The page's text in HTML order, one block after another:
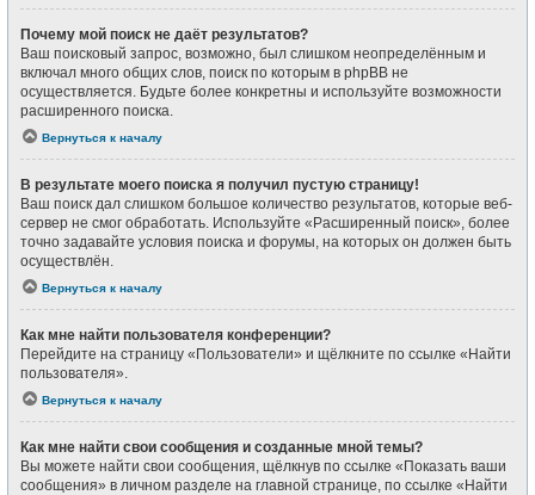
Почему мой поиск не даёт результатов?
Ваш поисковый запрос, возможно, был слишком неопределённым и
включал много общих слов, поиск по которым в phpBB не
осуществляется. Будьте более конкретны и используйте возможности
расширенного поиска.
Вернуться к началу
В результате моего поиска я получил пустую страницу!
Ваш поиск дал слишком большое количество результатов, которые веб-
сервер не смог обработать. Используйте «Расширенный поиск», более
точно задавайте условия поиска и форумы, на которых он должен быть
осуществлён.
Вернуться к началу
Как мне найти пользователя конференции?
Перейдите на страницу «Пользователи» и щёлкните по ссылке «Найти
пользователя».
Вернуться к началу
Как мне найти свои сообщения и созданные мной темы?
Вы можете найти свои сообщения, щёлкнув по ссылке «Показать ваши
сообщения» в личном разделе на главной странице, по ссылке «Найти